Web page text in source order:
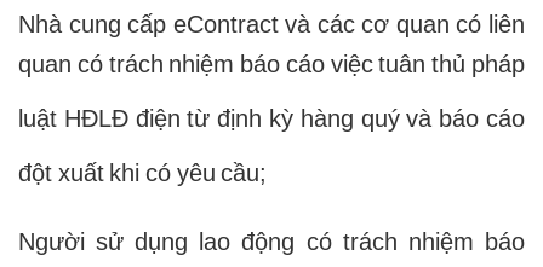
Nhà cung cấp eContract và các cơ quan có liên
quan có trách nhiệm báo cáo việc tuân thủ pháp
luật HĐLĐ điện từ định kỳ hàng quý và báo cáo
đột xuất khi có yêu cầu;
Người sử dụng lao động có trách nhiệm báo